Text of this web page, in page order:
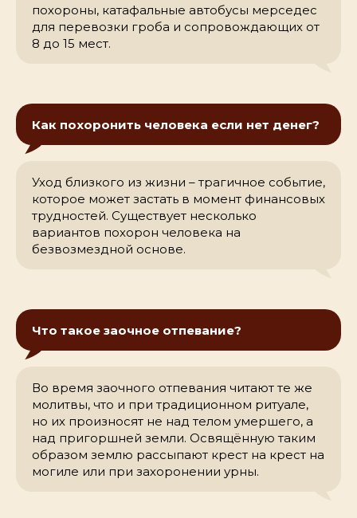
похороны, катафальные автобусы мерседес
для перевозки гроба и сопровождающих от
8 до 15 мест.
Как похоронить человека если нет денег?
Уход близкого из жизни – трагичное событие,
которое может застать в момент финансовых
трудностей. Существует несколько
вариантов похорон человека на
безвозмездной основе.
Что такое заочное отпевание?
Во время заочного отпевания читают те же
молитвы, что и при традиционном ритуале,
но их произносят не над телом умершего, а
над пригоршней земли. Освящённую таким
образом землю рассыпают крест на крест на
могиле или при захоронении урны.